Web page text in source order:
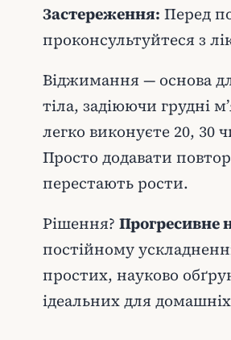
Застереження: Перед
проконсультуйтеся з
Віджимання — основа
тіла, задіюючи грудні
легко виконуєте 20, 30
Просто додавати
перестають рости.
Рішення? Прогресивне
постійному
простих, науково
ідеальних для